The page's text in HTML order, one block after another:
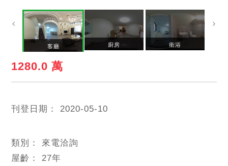
客廳 廚房 衛浴
1280.0 萬
刊登日期： 2020-05-10
類別： 來電洽詢
屋齡： 27年